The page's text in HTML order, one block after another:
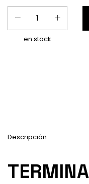
en stock
Descripción